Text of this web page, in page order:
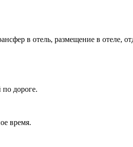
в отель, размещение в отеле,
дороге.
время.